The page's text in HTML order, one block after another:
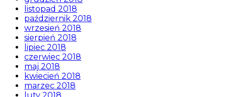
listopad 2018
październik 2018
wrzesień 2018
sierpień 2018
lipiec 2018
czerwiec 2018
maj 2018
kwiecień 2018
marzec 2018